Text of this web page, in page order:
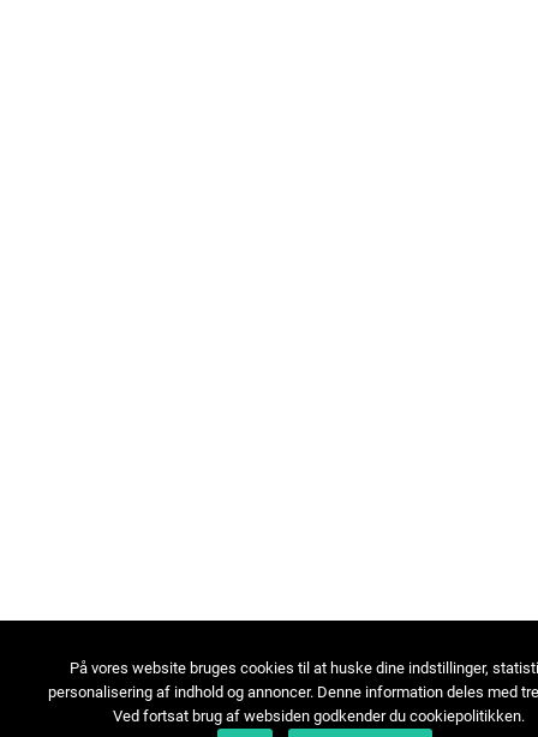
På vores website bruges cookies til at huske dine indstillinger,
personalisering af indhold og annoncer. Denne information deles med
Ved fortsat brug af websiden godkender du cookiepolitikken.